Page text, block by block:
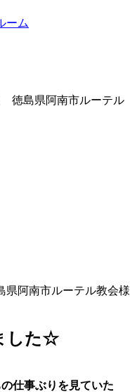
ーム
徳島県阿南市ルーテル
阿南市ルーテル教会様
した☆
仕事ぶりを見ていた